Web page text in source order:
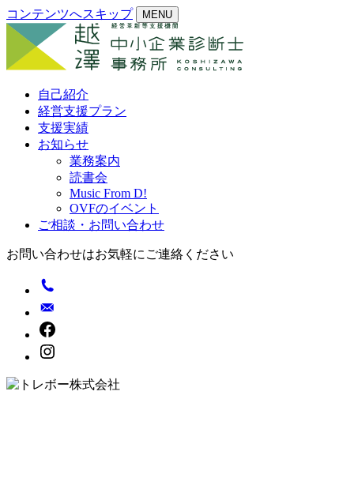
コンテンツへスキップ MENU
自己紹介
経営支援プラン
支援実績
お知らせ
業務案内
読書会
Music From D!
OVFのイベント
ご相談・お問い合わせ
お問い合わせはお気軽にご連絡ください